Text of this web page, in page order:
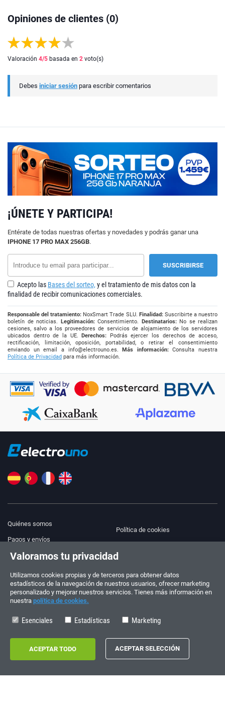
Opiniones de clientes (0)
Valoración 4/5 basada en 2 voto(s)
Debes iniciar sesión para escribir comentarios
¡ÚNETE Y PARTICIPA!
Entérate de todas nuestras ofertas y novedades y podrás ganar una
IPHONE 17 PRO MAX 256GB.
Acepto las Bases del sorteo, y el tratamiento de mis datos con la
finalidad de recibir comunicaciones comerciales.
Responsable del tratamiento: NoxSmart Trade SLU. Finalidad:Suscribirte a nuestro
boletín de noticias. Legitimación:Consentimiento. Destinatarios:No se realizan
cesiones, salvo a los proveedores de servicios de alojamiento de los servidores
ubicados dentro de la UE.Derechos: Podrás ejercer los derechos de acceso,
rectificación, limitación, oposición, portabilidad, o retirar el consentimiento
enviando un email a info@electrouno.es.Más información:Consulta nuestra
Política de Privacidad para más información.
Quiénes somos
Pagos y envíos
Aviso legal
Política de privacidad
Política de cookies
+34 910 600 459
HORARIO DE VERANO
Lunes a viernes: 10:00 - 14:00
Valoramos tu privacidad
Utilizamos cookies propias y de terceros para obtener datos
estadísticos de la navegación de nuestros usuarios, ofrecer marketing
personalizado y mejorar nuestros servicios. Tienes más información en
nuestra política de cookies.
Esenciales Estadísticas Marketing